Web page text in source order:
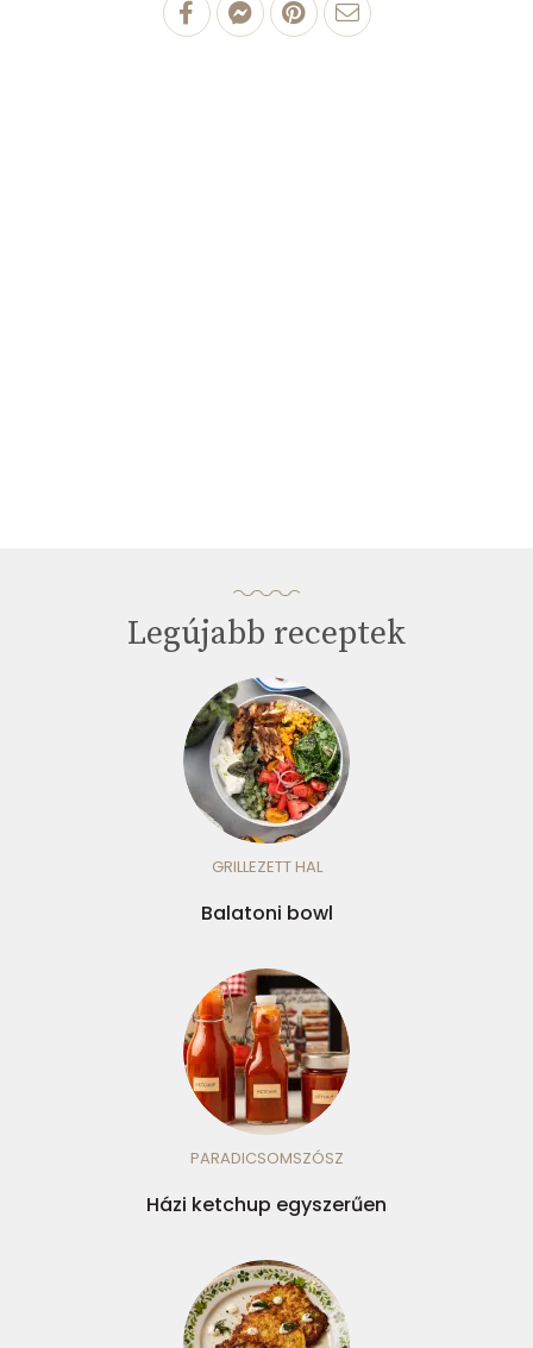
Legújabb receptek
GRILLEZETT HAL
Balatoni bowl
PARADICSOMSZÓSZ
Házi ketchup egyszerűen